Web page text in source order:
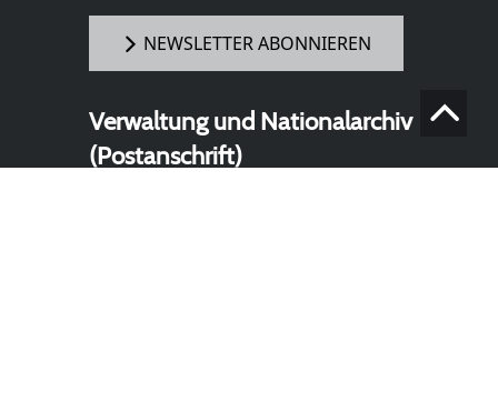
NEWSLETTER ABONNIEREN
Verwaltung und Nationalarchiv
(Postanschrift)